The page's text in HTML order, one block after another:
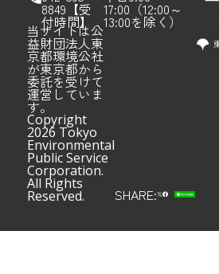
8849【受
付時間】
17:00（12:00～
13:00を除く）
当サイトは公
益財団法人東
京都環境公社
が東京都から
委託を受けて
運営していま
す。
Copyright
2026 Tokyo
Environmental
Public Service
Corporation.
All Rights
Reserved. SHARE: